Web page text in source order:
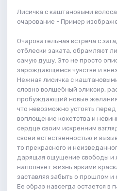
Лисичка с каштановыми
очарование - Пример
Очаровательная встреча с
отблески заката, обрамляют
самую душу. Это не просто
зарождающемся чувстве и
Нежная лисичка с
словно волшебный эликсир,
пробуждающий новые
что невозможно устоять
воплощение кокетства и
сердце своим искренним
своей естественностью и
то прекрасного и
дарящая ощущение свободы и
наполняет жизнь яркими
заставляя забыть о прошлом
Ее образ навсегда остается в